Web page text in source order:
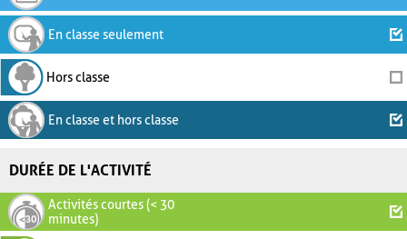
En classe seulement
Hors classe
En classe et hors classe
DURÉE DE L'ACTIVITÉ
Activités courtes (< 30
minutes)